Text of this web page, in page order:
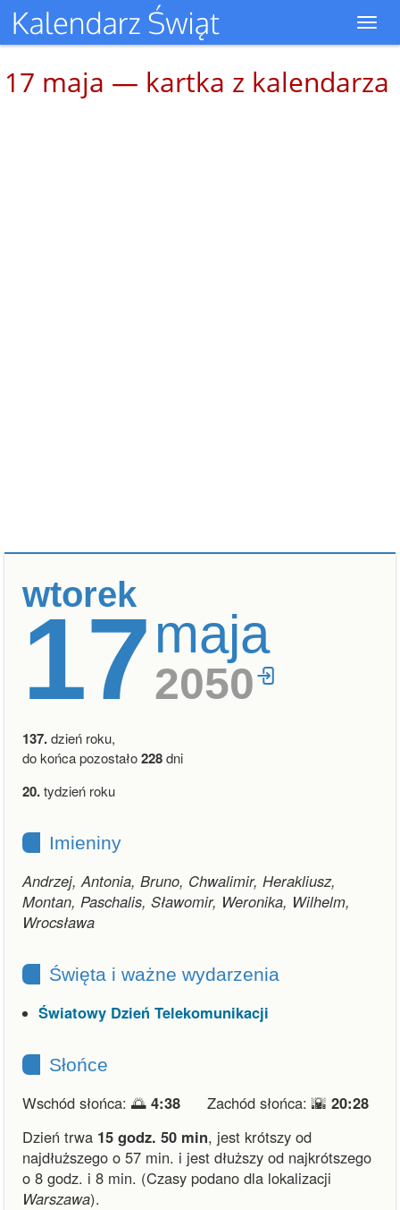
17 maja — kartka z kalendarza
wtorek
17maja
2050
137.dzień roku,
do końca pozostało228dni
20.tydzień roku
Imieniny
Andrzej, Antonia, Bruno, Chwalimir, Herakliusz,
Montan, Paschalis, Sławomir, Weronika, Wilhelm,
Wrocsława
Święta i ważne wydarzenia
Światowy Dzień Telekomunikacji
Słońce
Wschód słońca: 🌅 4:38 Zachód słońca: 🌇 20:28
Dzień trwa 15 godz. 50 min, jest krótszy od
najdłuższego o 57 min. i jest dłuższy od najkrótszego
o 8 godz. i 8 min. (Czasy podano dla lokalizacji
Warszawa).